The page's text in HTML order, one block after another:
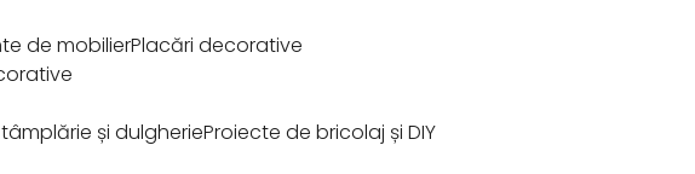
de mobilierPlacări decorative
și dulgherieProiecte de bricolaj și DIY